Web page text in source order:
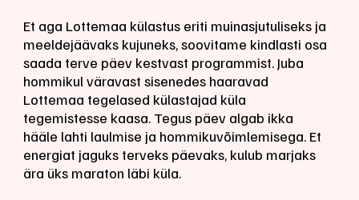
Et aga Lottemaa külastus eriti muinasjutuliseks ja
meeldejäävaks kujuneks, soovitame kindlasti osa
saada terve päev kestvast programmist. Juba
hommikul väravast sisenedes haaravad
Lottemaa tegelased külastajad küla
tegemistesse kaasa. Tegus päev algab ikka
hääle lahti laulmise ja hommikuvõimlemisega. Et
energiat jaguks terveks päevaks, kulub marjaks
ära üks maraton läbi küla.